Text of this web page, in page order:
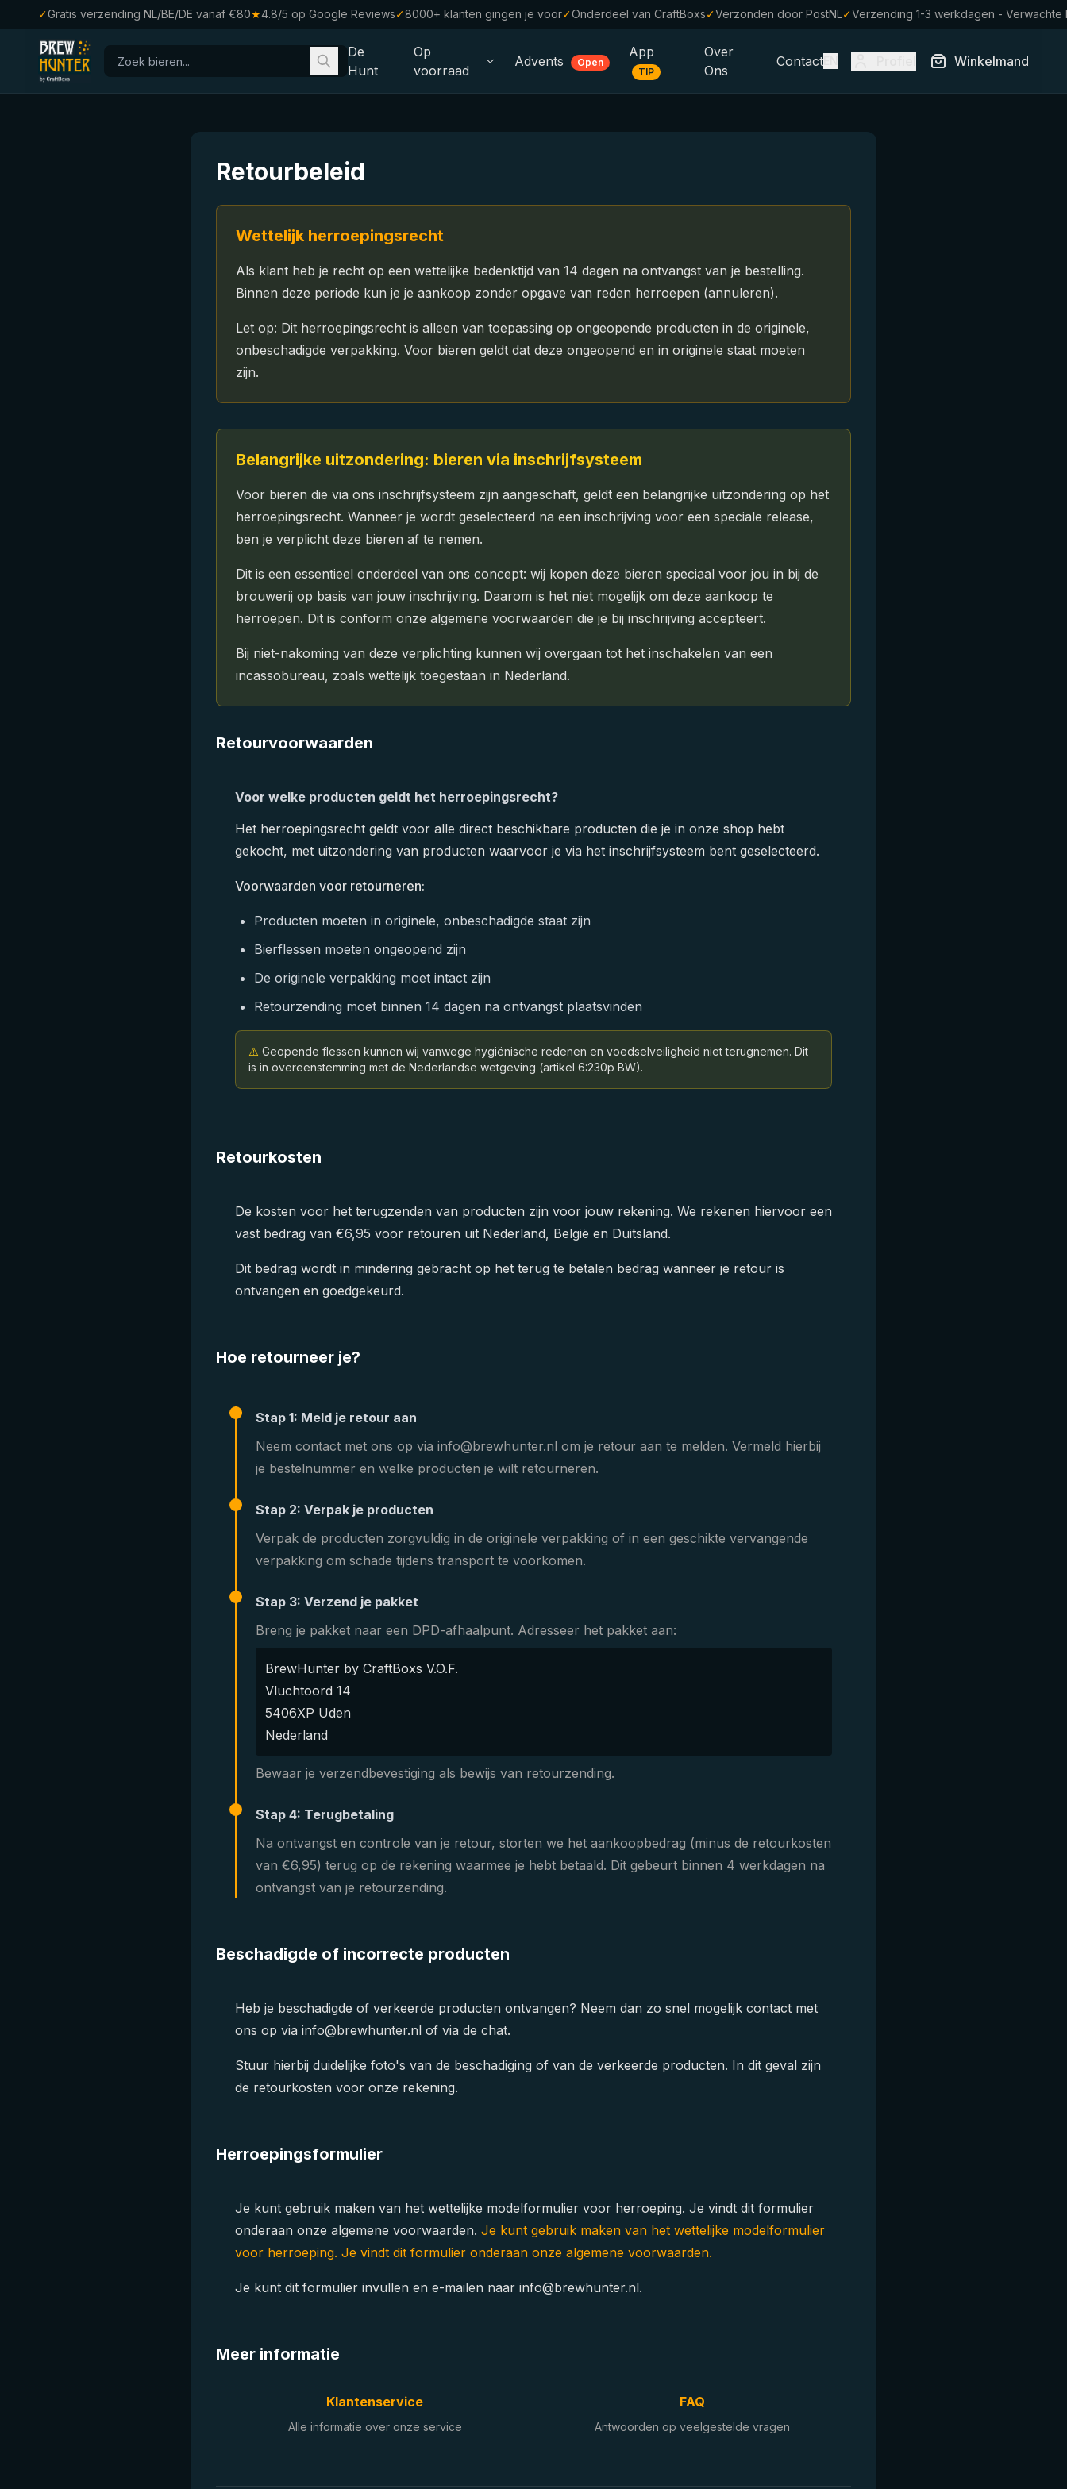
✓Gratis verzending NL/BE/DE vanaf €80★4.8/5 op Google Reviews✓8000+ klanten gingen je voor✓Onderdeel van CraftBoxs✓Verzonden door PostNL✓Verzending 1-3 werkdagen -
De
Hunt
Op
voorraad
Cadeaubonnen
Bierpakketten
Brouwerijen
Advents Open
App
TIP
Over
Ons
Contact Winkelmand
Retourbeleid
Wettelijk herroepingsrecht
Als klant heb je recht op een wettelijke bedenktijd van 14 dagen na ontvangst van je bestelling.
Binnen deze periode kun je je aankoop zonder opgave van reden herroepen (annuleren).
Let op: Dit herroepingsrecht is alleen van toepassing op ongeopende producten in de originele,
onbeschadigde verpakking. Voor bieren geldt dat deze ongeopend en in originele staat moeten
zijn.
Belangrijke uitzondering: bieren via inschrijfsysteem
Voor bieren die via ons inschrijfsysteem zijn aangeschaft, geldt een belangrijke uitzondering op het
herroepingsrecht. Wanneer je wordt geselecteerd na een inschrijving voor een speciale release,
ben je verplicht deze bieren af te nemen.
Dit is een essentieel onderdeel van ons concept: wij kopen deze bieren speciaal voor jou in bij de
brouwerij op basis van jouw inschrijving. Daarom is het niet mogelijk om deze aankoop te
herroepen. Dit is conform onze algemene voorwaarden die je bij inschrijving accepteert.
Bij niet-nakoming van deze verplichting kunnen wij overgaan tot het inschakelen van een
incassobureau, zoals wettelijk toegestaan in Nederland.
Retourvoorwaarden
Voor welke producten geldt het herroepingsrecht?
Het herroepingsrecht geldt voor alle direct beschikbare producten die je in onze shop hebt
gekocht, met uitzondering van producten waarvoor je via het inschrijfsysteem bent geselecteerd.
Voorwaarden voor retourneren:
Producten moeten in originele, onbeschadigde staat zijn
Bierflessen moeten ongeopend zijn
De originele verpakking moet intact zijn
Retourzending moet binnen 14 dagen na ontvangst plaatsvinden
⚠️ Geopende flessen kunnen wij vanwege hygiënische redenen en voedselveiligheid niet terugnemen. Dit
is in overeenstemming met de Nederlandse wetgeving (artikel 6:230p BW).
Retourkosten
De kosten voor het terugzenden van producten zijn voor jouw rekening. We rekenen hiervoor een
vast bedrag van €6,95 voor retouren uit Nederland, België en Duitsland.
Dit bedrag wordt in mindering gebracht op het terug te betalen bedrag wanneer je retour is
ontvangen en goedgekeurd.
Hoe retourneer je?
Stap 1: Meld je retour aan
Neem contact met ons op via info@brewhunter.nl om je retour aan te melden. Vermeld hierbij
je bestelnummer en welke producten je wilt retourneren.
Stap 2: Verpak je producten
Verpak de producten zorgvuldig in de originele verpakking of in een geschikte vervangende
verpakking om schade tijdens transport te voorkomen.
Stap 3: Verzend je pakket
Breng je pakket naar een DPD-afhaalpunt. Adresseer het pakket aan:
BrewHunter by CraftBoxs V.O.F.
Vluchtoord 14
5406XP Uden
Nederland
Bewaar je verzendbevestiging als bewijs van retourzending.
Stap 4: Terugbetaling
Na ontvangst en controle van je retour, storten we het aankoopbedrag (minus de retourkosten
van €6,95) terug op de rekening waarmee je hebt betaald. Dit gebeurt binnen 4 werkdagen na
ontvangst van je retourzending.
Beschadigde of incorrecte producten
Heb je beschadigde of verkeerde producten ontvangen? Neem dan zo snel mogelijk contact met
ons op via info@brewhunter.nl of via de chat.
Stuur hierbij duidelijke foto's van de beschadiging of van de verkeerde producten. In dit geval zijn
de retourkosten voor onze rekening.
Herroepingsformulier
Je kunt gebruik maken van het wettelijke modelformulier voor herroeping. Je vindt dit formulier
onderaan onze algemene voorwaarden. Je kunt gebruik maken van het wettelijke modelformulier
voor herroeping. Je vindt dit formulier onderaan onze algemene voorwaarden.
Je kunt dit formulier invullen en e-mailen naar info@brewhunter.nl.
Meer informatie
Klantenservice
Alle informatie over onze service
FAQ
Antwoorden op veelgestelde vragen